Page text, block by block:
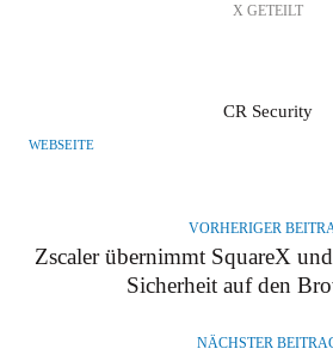
X GETEILT
U
CR Security
WEBSEITE
VORHERIGER
Zscaler übernimmt SquareX
Sicherheit auf den
NÄCHSTER